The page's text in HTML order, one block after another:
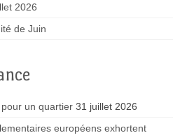
2026
de Juin
un quartier 31 juillet 2026
européens exhortent